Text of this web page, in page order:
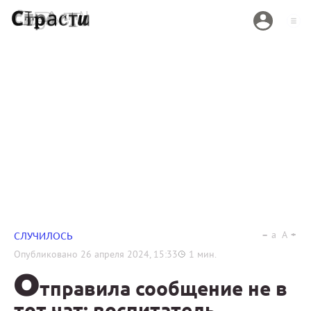
СЛУЧИЛОСЬ
Опубликовано 26 апреля 2024, 15:33 1 мин.
a A
Отправила сообщение не в